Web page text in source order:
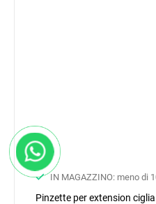
IN MAGAZZINO: meno di
Pinzette per extension